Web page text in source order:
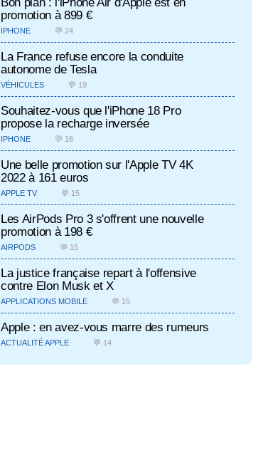
promotion à 899 €
IPHONE 💬 24
La France refuse encore la conduite
autonome de Tesla
VÉHICULES 💬 19
Souhaitez-vous que l'iPhone 18 Pro
propose la recharge inversée
IPHONE 💬 16
Une belle promotion sur l'Apple TV 4K
2022 à 161 euros
APPLE TV 💬 15
Les AirPods Pro 3 s'offrent une nouvelle
promotion à 198 €
AIRPODS 💬 15
La justice française repart à l'offensive
contre Elon Musk et X
APPLICATIONS MOBILE 💬 15
Apple : en avez-vous marre des rumeurs
ACTUALITÉ APPLE 💬 14